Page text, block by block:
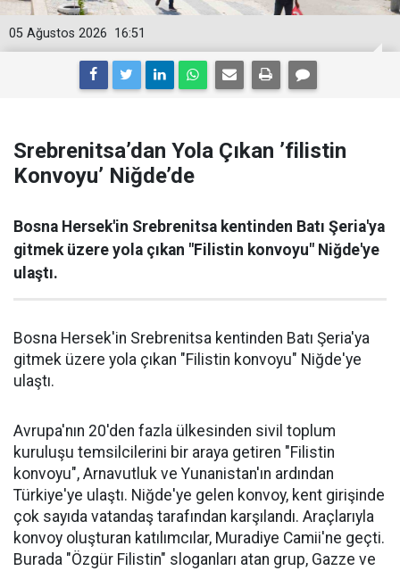
16:51
05 Ağustos 2026
Srebrenitsa’dan Yola Çıkan ’filistin
Konvoyu’ Niğde’de
Bosna Hersek'in Srebrenitsa kentinden Batı Şeria'ya
gitmek üzere yola çıkan "Filistin konvoyu" Niğde'ye
ulaştı.
Bosna Hersek'in Srebrenitsa kentinden Batı Şeria'ya
gitmek üzere yola çıkan "Filistin konvoyu" Niğde'ye
ulaştı.
Avrupa'nın 20'den fazla ülkesinden sivil toplum
kuruluşu temsilcilerini bir araya getiren "Filistin
konvoyu", Arnavutluk ve Yunanistan'ın ardından
Türkiye'ye ulaştı. Niğde'ye gelen konvoy, kent girişinde
çok sayıda vatandaş tarafından karşılandı. Araçlarıyla
konvoy oluşturan katılımcılar, Muradiye Camii'ne geçti.
Burada "Özgür Filistin" sloganları atan grup, Gazze ve